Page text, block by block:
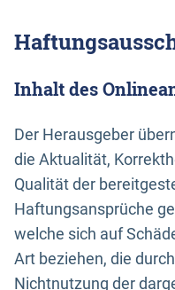
Inhalt des
Der Herausgeber
die Aktualität,
Qualität der
Haftungsansprüche
welche sich auf
Art beziehen, die
Nichtnutzung der